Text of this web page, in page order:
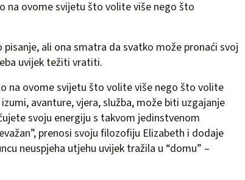
na ovome svijetu što volite više nego što
pisanje, ali ona smatra da svatko može pronaći svoj
uvijek težiti vratiti.
na ovome svijetu što volite više nego što volite
avanture, vjera, služba, može biti uzgajanje
svoju energiju s takvom jedinstvenom
prenosi svoju filozofiju Elizabeth i dodaje
neuspjeha utjehu uvijek tražila u “domu” –